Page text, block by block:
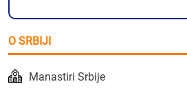
O SRBIJI
Manastiri Srbije